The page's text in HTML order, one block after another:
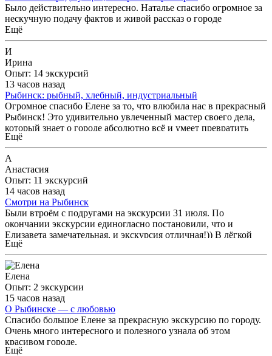
Было действительно интересно. Наталье спасибо огромное за
нескучную подачу фактов и живой рассказ о городе
Ещё
И
Ирина
Опыт: 14 экскурсий
13 часов назад
Рыбинск: рыбный, хлебный, индустриальный
Огромное спасибо Елене за то, что влюбила нас в прекрасный
Рыбинск! Это удивительно увлеченный мастер своего дела,
который знает о городе абсолютно всё и умеет превратить
любую историю в яркое повествование. Елена покорила нас
своим тактом, доброжелательностью и искренней заботой о
гостях. Экскурсия прошла на одном дыхании, в атмосфере
душевного комфорта и дружеской беседы, будто мы приехали
в гости к старому другу. Отдельная благодарность за ценные
практические рекомендации, которые помогли нам отлично
спланировать досуг и обед после экскурсии.
Ещё
А
Анастасия
Опыт: 11 экскурсий
14 часов назад
Смотри на Рыбинск
Были втроём с подругами на экскурсии 31 июля. По
окончании экскурсии единогласно постановили, что и
Елизавета замечательная, и экскурсия отличная!)) В лёгкой
форме, без перегруза мозга датами и событиями Елизавета
познакомила нас со своим городом. И в него захотелось
вернуться, чтоб изучить его историю и рассмотреть его более
детально. В этом тоже большая заслуга Елизаветы. Спасибо
Вам огромное за нашу чудесную прогулку!
Ещё
Елена
Опыт: 2 экскурсии
15 часов назад
О Рыбинске — с любовью
Спасибо большое Елене за прекрасную экскурсию по городу.
Очень много интересного и полезного узнала об этом
красивом городе.
Ещё